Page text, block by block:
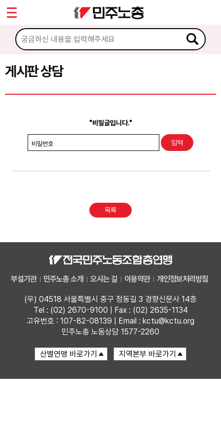
게시판 상담
"비밀글입니다."
비밀번호
목록
부설기관 민주노총 소개 오시는 길 이용약관 개인정보처리방침
(우) 04518 서울특별시 중구 정동길 3 경향신문사 14층
Tel : (02) 2670-9100 | Fax : (02) 2635-1134
고유번호 : 107-82-08139 | Email : kctu@kctu.org
민주노총 노동상담 1577-2260
마이페이지
소개
소식
노동상담
권리찾기수첩 검색
찾아보기
Sketchbook5, 스케치북5
Sketchbook5, 스케치북5